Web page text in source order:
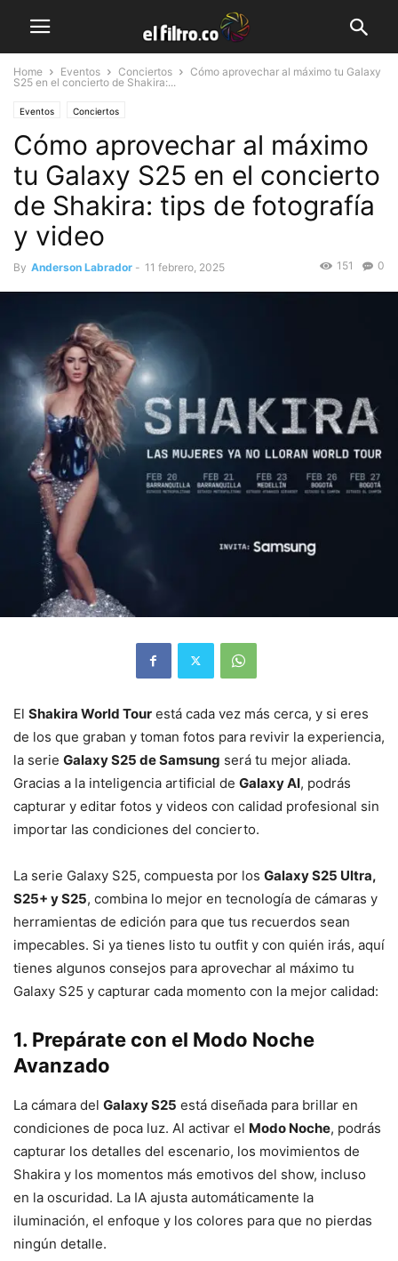
Home Eventos Conciertos
Cómo aprovechar al máximo tu Galaxy
S25 en el concierto de Shakira:...
Eventos Conciertos
Cómo aprovechar al máximo
tu Galaxy S25 en el concierto
de Shakira: tips de fotografía
y video
By Anderson Labrador - 11 febrero, 2025 0
151
El Shakira World Tour está cada vez más cerca, y si eres
de los que graban y toman fotos para revivir la experiencia,
la serie Galaxy S25 de Samsung será tu mejor aliada.
Gracias a la inteligencia artificial de Galaxy AI, podrás
capturar y editar fotos y videos con calidad profesional sin
importar las condiciones del concierto.
La serie Galaxy S25, compuesta por los Galaxy S25 Ultra,
S25+ y S25, combina lo mejor en tecnología de cámaras y
herramientas de edición para que tus recuerdos sean
impecables. Si ya tienes listo tu outfit y con quién irás, aquí
tienes algunos consejos para aprovechar al máximo tu
Galaxy S25 y capturar cada momento con la mejor calidad:
1. Prepárate con el Modo Noche
Avanzado
La cámara del Galaxy S25 está diseñada para brillar en
condiciones de poca luz. Al activar el Modo Noche, podrás
capturar los detalles del escenario, los movimientos de
Shakira y los momentos más emotivos del show, incluso
en la oscuridad. La IA ajusta automáticamente la
iluminación, el enfoque y los colores para que no pierdas
ningún detalle.